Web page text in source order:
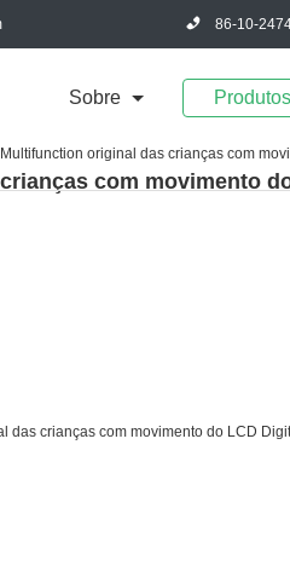
86-10-
Sobre Produtos
original das crianças com
com movimento